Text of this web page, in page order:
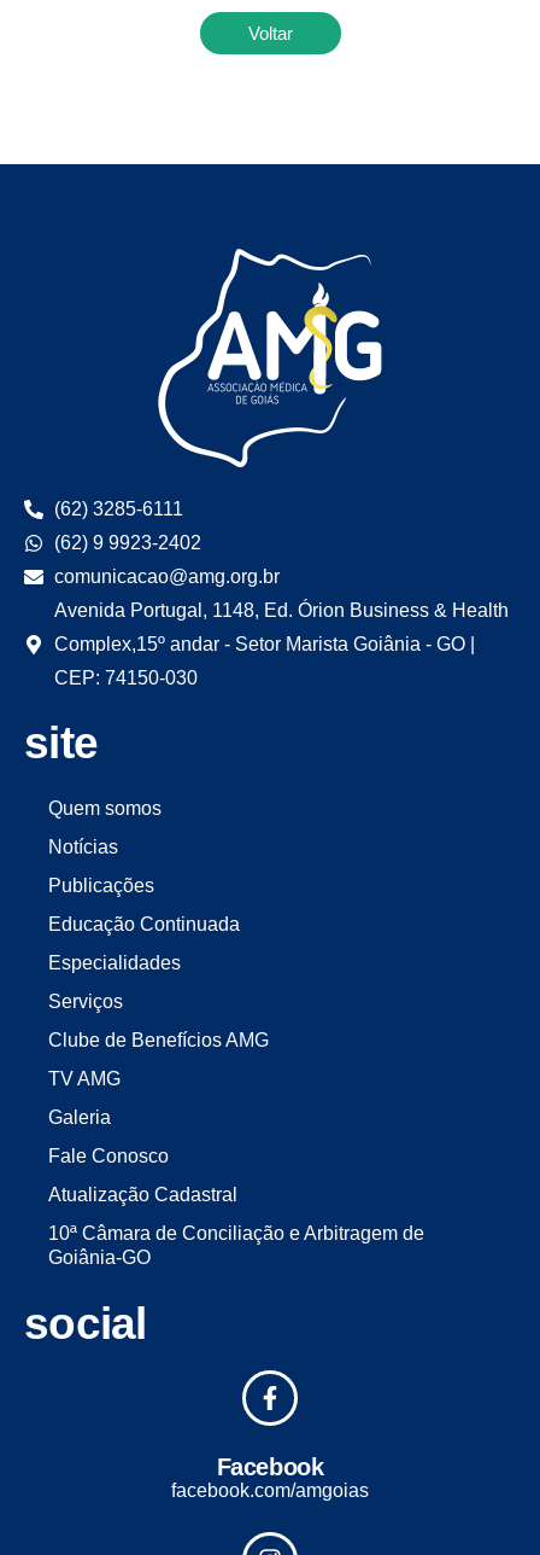
Voltar
(62) 3285-6111
(62) 9 9923-2402
comunicacao@amg.org.br
Avenida Portugal, 1148, Ed. Órion Business & Health
Complex,15º andar - Setor Marista Goiânia - GO |
CEP: 74150-030
site
Quem somos
Notícias
Publicações
Educação Continuada
Especialidades
Serviços
Clube de Benefícios AMG
TV AMG
Galeria
Fale Conosco
Atualização Cadastral
10ª Câmara de Conciliação e Arbitragem de
Goiânia-GO
social
Facebook
facebook.com/amgoias